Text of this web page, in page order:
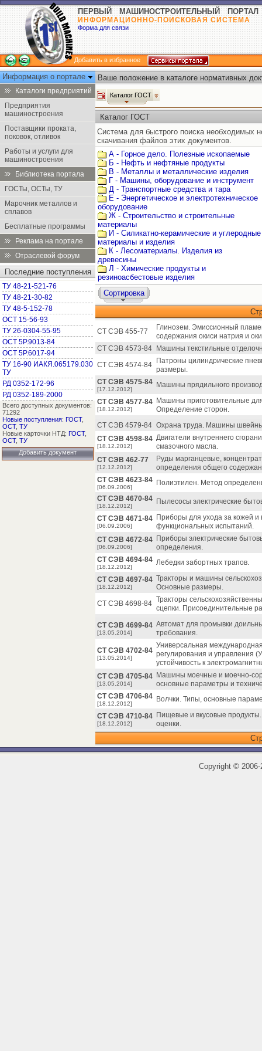
ПЕРВЫЙ МАШИНОСТРОИТЕЛЬНЫЙ ПОРТАЛ
ИНФОРМАЦИОННО-ПОИСКОВАЯ СИСТЕМА
Форма для связи
Добавить в избранное
Информация о портале
Каталоги предприятий
Предприятия
машиностроения
Поставщики проката,
поковок, отливок
Работы и услуги для
машиностроения
Библиотека портала
ГОСТы, ОСТы, ТУ
Марочник металлов и
сплавов
Бесплатные программы
Реклама на портале
Отраслевой форум
Последние поступления
ТУ 48-21-521-76
ТУ 48-21-30-82
ТУ 48-5-152-78
ОСТ 15-56-93
ТУ 26-0304-55-95
ОСТ 5Р.9013-84
ОСТ 5Р.6017-94
ТУ 16-90 ИАКЯ.065179.030
ТУ
РД 0352-172-96
РД 0352-189-2000
Всего доступных документов:
71292
Новые поступления: ГОСТ,
ОСТ, ТУ
Новые карточки НТД: ГОСТ,
ОСТ, ТУ
Добавить документ
Ваше положение в каталоге нормативных
Каталог ГОСТ
Каталог ГОСТ
Система для быстрого поиска необходимых
скачивания файлов этих документов.
А - Горное дело. Полезные ископаемые
Б - Нефть и нефтяные продукты
В - Металлы и металлические изделия
Г - Машины, оборудование и инструмент
Д - Транспортные средства и тара
Е - Энергетическое и электротехническое
оборудование
Ж - Строительство и строительные
материалы
И - Силикатно-керамические и углеродные
материалы и изделия
К - Лесоматериалы. Изделия из
древесины
Л - Химические продукты и
резиноасбестовые изделия
Сортировка
СТ СЭВ 455-77
Глинозем. Эмиссионный
содержания окиси натрия и
СТ СЭВ 4573-84
Машины текстильные
СТ СЭВ 4574-84
Патроны цилиндрические
размеры.
СТ СЭВ 4575-84
[17.12.2012]
Машины прядильного
СТ СЭВ 4577-84
[18.12.2012]
Машины приготовительные
Определение сторон.
СТ СЭВ 4579-84 Охрана труда. Машины
СТ СЭВ 4598-84
[18.12.2012]
Двигатели внутреннего
смазочного масла.
СТ СЭВ 462-77
[12.12.2012]
Руды марганцевые,
определения общего
СТ СЭВ 4623-84
[06.09.2006]
Полиэтилен. Метод
СТ СЭВ 4670-84
[18.12.2012]
Пылесосы электрические
СТ СЭВ 4671-84
[06.09.2006]
Приборы для ухода за кожей
функциональных испытаний.
СТ СЭВ 4672-84
[06.09.2006]
Приборы электрические
определения.
СТ СЭВ 4694-84
[18.12.2012]
Лебедки забортных трапов.
СТ СЭВ 4697-84
[18.12.2012]
Тракторы и машины
Основные размеры.
СТ СЭВ 4698-84 Тракторы
сцепки. Присоединительные
СТ СЭВ 4699-84
[13.05.2014]
Автомат для промывки
требования.
СТ СЭВ 4702-84
[13.05.2014]
Универсальная
регулирования и
устойчивость к
СТ СЭВ 4705-84
[13.05.2014]
Машины моечные и моечно-
основные параметры и
СТ СЭВ 4706-84
[18.12.2012]
Волчки. Типы, основные
СТ СЭВ 4710-84
[18.12.2012]
Пищевые и вкусовые
оценки.
Copyright ©